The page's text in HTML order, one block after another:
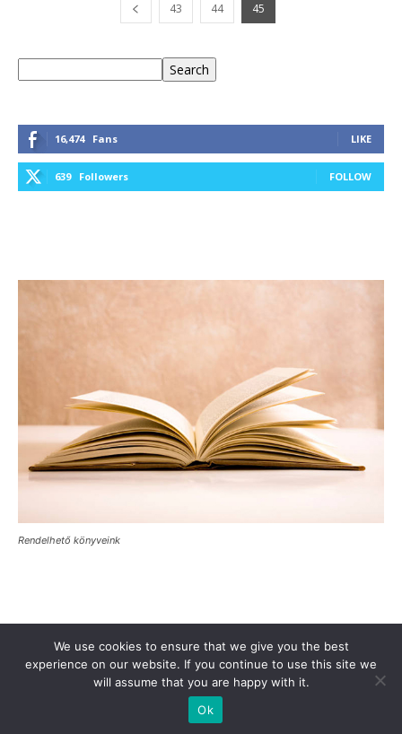
43 44 45
Search
16,474 Fans LIKE
639 Followers FOLLOW
Rendelhető könyveink
Támogasd a Türkinfót! Kiadványaink
Médiaajánlat
Impresszum
Adatkezelési Tájékoztató ÁSZF
Alapítvány
Rólunk
Kapcsolat
© Turkinfo.hu 2020
We use cookies to ensure that we give you the best
experience on our website. If you continue to use this site we
will assume that you are happy with it.
Ok